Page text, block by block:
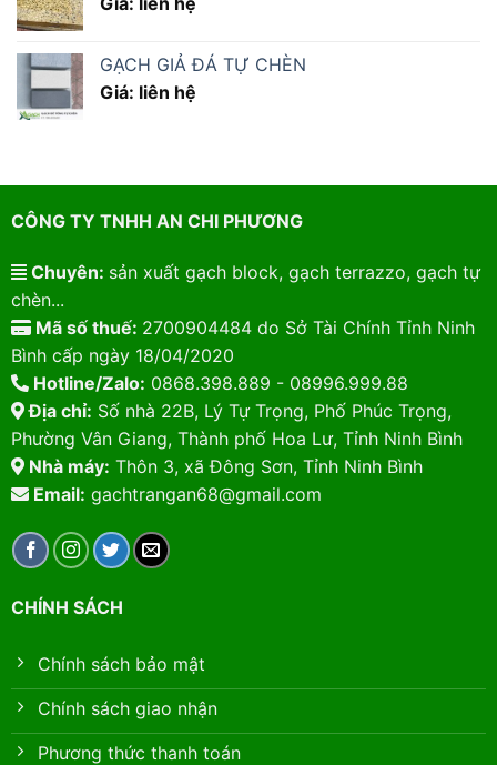
GẠCH GIẢ ĐÁ TỰ CHÈN
Giá: liên hệ
CÔNG TY TNHH AN CHI PHƯƠNG
Chuyên: sản xuất gạch block, gạch terrazzo, gạch tự
chèn...
Mã số thuế: 2700904484 do Sở Tài Chính Tỉnh Ninh
Bình cấp ngày 18/04/2020
Hotline/Zalo: 0868.398.889 - 08996.999.88
Địa chỉ: Số nhà 22B, Lý Tự Trọng, Phố Phúc Trọng,
Phường Vân Giang, Thành phố Hoa Lư, Tỉnh Ninh Bình
Nhà máy: Thôn 3, xã Đông Sơn, Tỉnh Ninh Bình
Email: gachtrangan68@gmail.com
CHÍNH SÁCH
Chính sách bảo mật
Chính sách giao nhận
Phương thức thanh toán